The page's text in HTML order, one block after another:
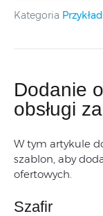
Kategoria
Dodanie
obsługi
W tym artykule
szablon, aby
ofertowych.
Szafir